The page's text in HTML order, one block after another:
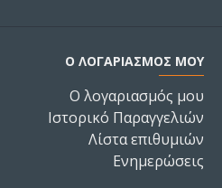
Ο ΛΟΓΑΡΙΑΣΜΌΣ ΜΟΥ
Ο λογαριασμός μου
Ιστορικό Παραγγελιών
Λίστα επιθυμιών
Ενημερώσεις